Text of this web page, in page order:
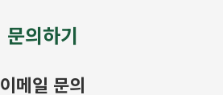
문의하기
이메일 문의